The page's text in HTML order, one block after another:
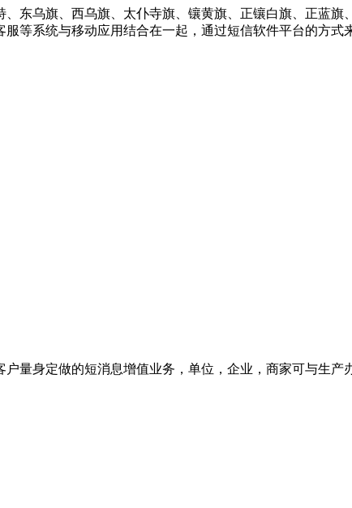
东乌旗、西乌旗、太仆寺旗、镶黄旗、正镶白旗、正蓝旗
等系统与移动应用结合在一起，通过短信软件平台的方式
量身定做的短消息增值业务，单位，企业，商家可与生产